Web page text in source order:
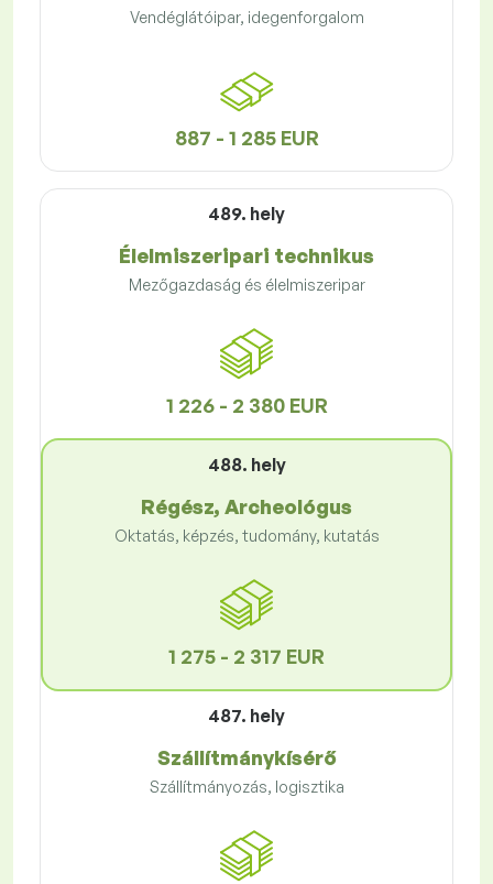
Vendéglátóipar, idegenforgalom
887 - 1 285 EUR
489. hely
Élelmiszeripari technikus
Mezőgazdaság és élelmiszeripar
1 226 - 2 380 EUR
488. hely
Régész, Archeológus
Oktatás, képzés, tudomány, kutatás
1 275 - 2 317 EUR
487. hely
Szállítmánykísérő
Szállítmányozás, logisztika